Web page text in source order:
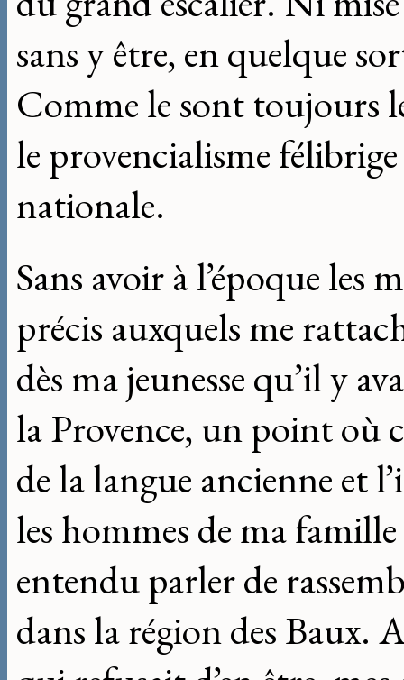
sans y être, en quelque
Comme le sont toujours
le provencialisme
nationale.
Sans avoir à l’époque les
précis auxquels me
dès ma jeunesse qu’il y
la Provence, un point où
de la langue ancienne et
les hommes de ma
entendu parler de
dans la région des Baux.